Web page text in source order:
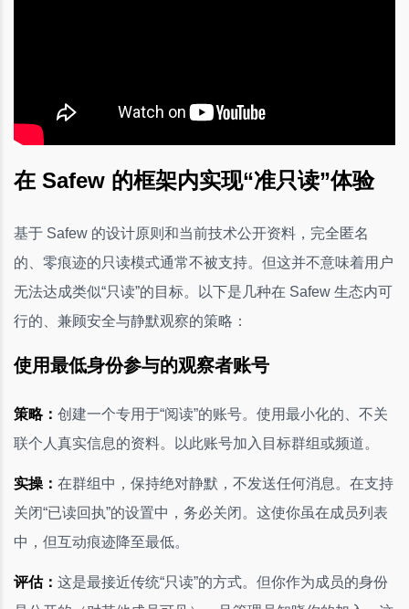
在 Safew 的框架内实现“准只读”体验
基于 Safew 的设计原则和当前技术公开资料，完全匿名
的、零痕迹的只读模式通常不被支持。但这并不意味着用户
无法达成类似“只读”的目标。以下是几种在 Safew 生态内可
行的、兼顾安全与静默观察的策略：
使用最低身份参与的观察者账号
策略： 创建一个专用于“阅读”的账号。使用最小化的、不关
联个人真实信息的资料。以此账号加入目标群组或频道。
实操： 在群组中，保持绝对静默，不发送任何消息。在支持
关闭“已读回执”的设置中，务必关闭。这使你虽在成员列表
中，但互动痕迹降至最低。
评估： 这是最接近传统“只读”的方式。但你作为成员的身份